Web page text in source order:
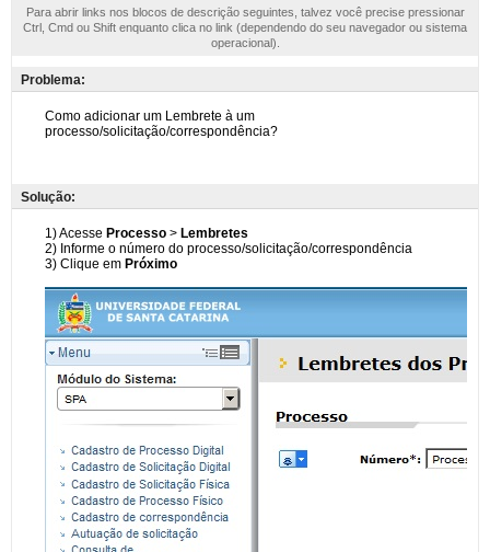
Para abrir links nos blocos de descrição seguintes, talvez você precise pressionar
Ctrl, Cmd ou Shift enquanto clica no link (dependendo do seu navegador ou sistema
operacional).
Problema:
Solução: